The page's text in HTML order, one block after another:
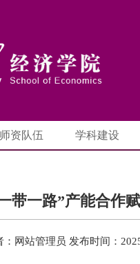
师资队伍 学科建设
带一路”产能合作
：网站管理员 发布时间：